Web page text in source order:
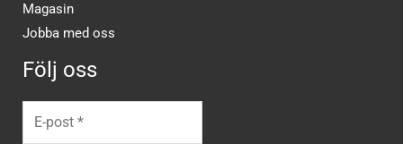
Magasin
Jobba med oss
Följ oss